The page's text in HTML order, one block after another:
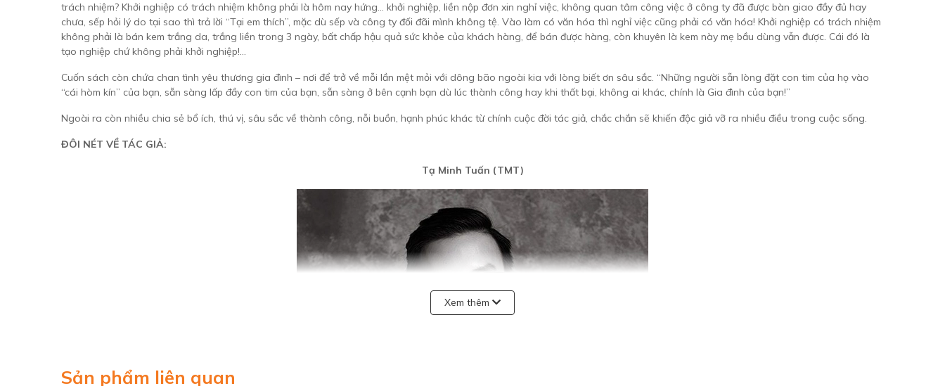
trách nhiệm? Khởi nghiệp có trách nhiệm không phải là hôm nay hứng… khởi nghiệp, liền nộp đơn xin nghỉ việc, không quan tâm công việc ở công ty đã được bàn giao đầy đủ hay
chưa, sếp hỏi lý do tại sao thì trả lời “Tại em thích”, mặc dù sếp và công ty đối đãi mình không tệ. Vào làm có văn hóa thì nghỉ việc cũng phải có văn hóa! Khởi nghiệp có trách nhiệm
không phải là bán kem trắng da, trắng liền trong 3 ngày, bất chấp hậu quả sức khỏe của khách hàng, để bán được hàng, còn khuyên là kem này mẹ bầu dùng vẫn được. Cái đó là
tạo nghiệp chứ không phải khởi nghiệp!...
Cuốn sách còn chứa chan tình yêu thương gia đình – nơi để trở về mỗi lần mệt mỏi với dông bão ngoài kia với lòng biết ơn sâu sắc. “Những người sẵn lòng đặt con tim của họ vào
“cái hòm kín” của bạn, sẵn sàng lấp đầy con tim của bạn, sẵn sàng ở bên cạnh bạn dù lúc thành công hay khi thất bại, không ai khác, chính là Gia đình của bạn!”
Ngoài ra còn nhiều chia sẻ bổ ích, thú vị, sâu sắc về thành công, nỗi buồn, hạnh phúc khác từ chính cuộc đời tác giả, chắc chắn sẽ khiến độc giả vỡ ra nhiều điều trong cuộc sống.
ĐÔI NÉT VỀ TÁC GIẢ:
Tạ Minh Tuấn (TMT)
Xem thêm
Sản phẩm liên quan